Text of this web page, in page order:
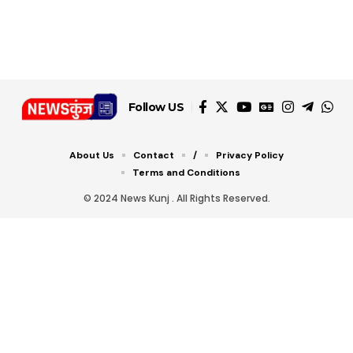
Follow US
© 2024 News Kunj . All Rights Reserved.
About Us Contact /
Privacy Policy
Terms and Conditions